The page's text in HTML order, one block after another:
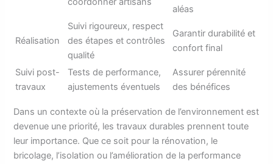
aléas
Réalisation
Suivi rigoureux, respect
des étapes et contrôles
qualité
Garantir durabilité et
confort final
Suivi post-
travaux
Tests de performance,
ajustements éventuels
Assurer pérennité
des bénéfices
Dans un contexte où la préservation de l’environnement est
devenue une priorité, les travaux durables prennent toute
leur importance. Que ce soit pour la rénovation, le
bricolage, l’isolation ou l’amélioration de la performance